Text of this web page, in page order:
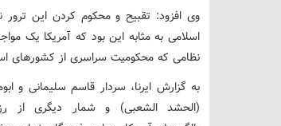
وی افزود: تقبیح و محکوم کردن این
اسلامی به مثابه این بود که آمریکا یک
نظامی که محکومیت سراسری از کشورهای
به گزارش ایرنا، سردار قاسم سلیمانی و